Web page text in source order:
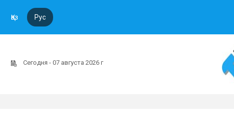
Қаз Рус
Сегодня - 07 августа 2026 г